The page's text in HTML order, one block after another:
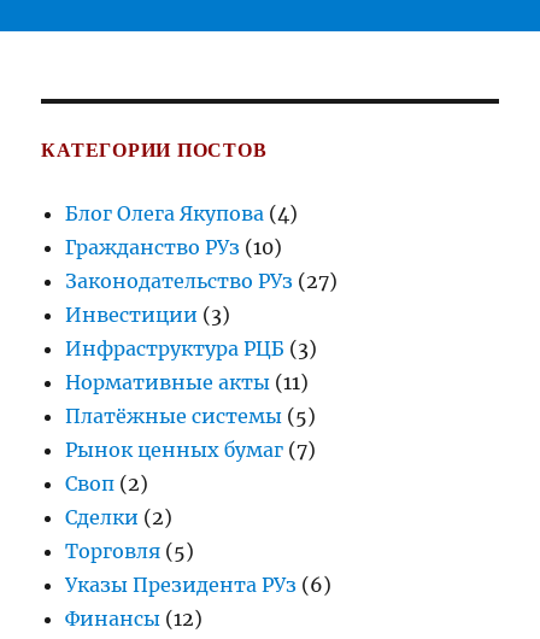
КАТЕГОРИИ ПОСТОВ
Блог Олега Якупова (4)
Гражданство РУз (10)
Законодательство РУз (27)
Инвестиции (3)
Инфраструктура РЦБ (3)
Нормативные акты (11)
Платёжные системы (5)
Рынок ценных бумаг (7)
Своп (2)
Сделки (2)
Торговля (5)
Указы Президента РУз (6)
Финансы (12)